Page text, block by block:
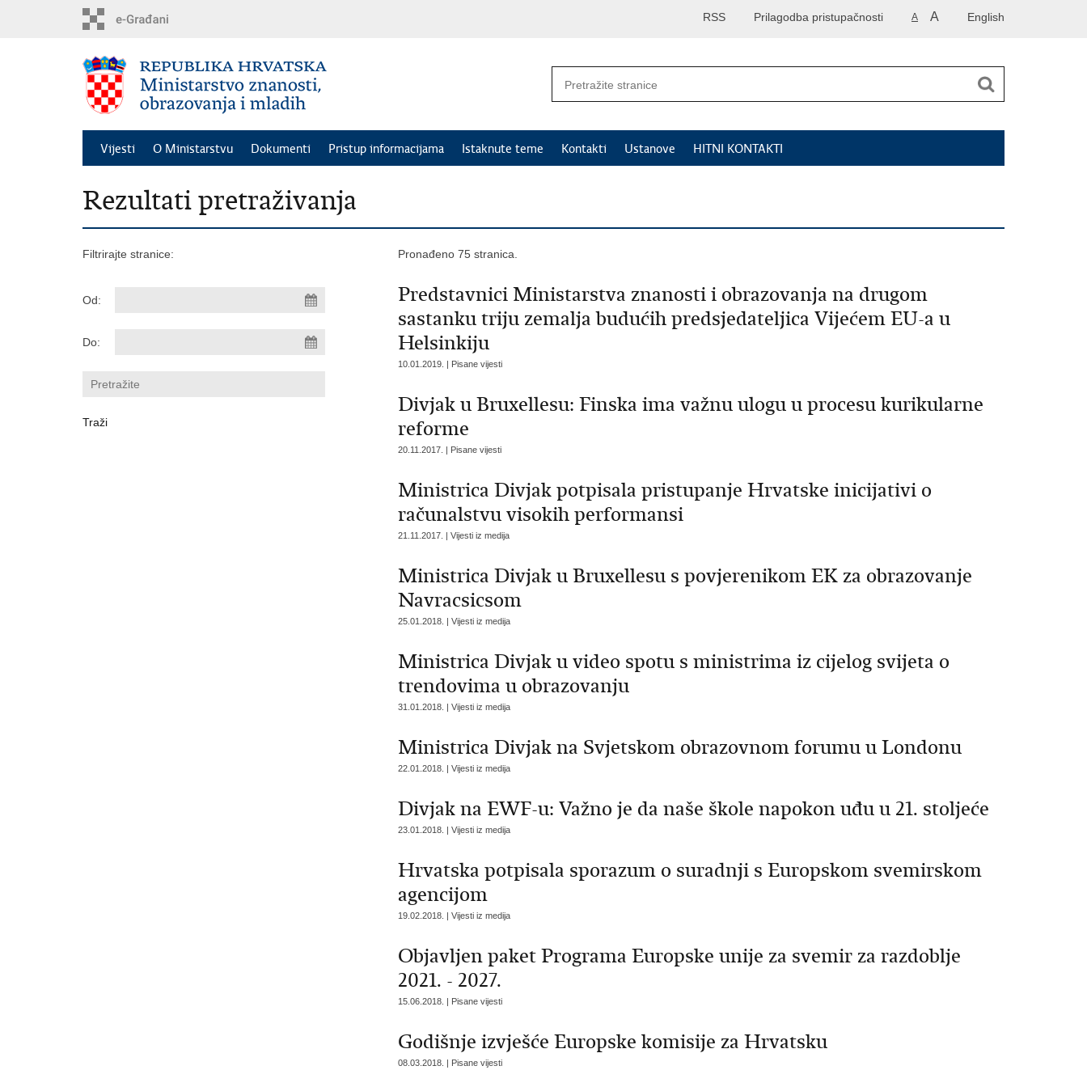
English
A A
Prilagodba pristupačnosti
RSS
Vijesti O Ministarstvu Dokumenti Pristup informacijama Istaknute teme Kontakti Ustanove HITNI KONTAKTI
Rezultati pretraživanja
Filtrirajte stranice:
Od:
Do:
Pronađeno 75 stranica.
Predstavnici Ministarstva znanosti i obrazovanja na drugom
sastanku triju zemalja budućih predsjedateljica Vijećem EU-a u
Helsinkiju
10.01.2019. | Pisane vijesti
Divjak u Bruxellesu: Finska ima važnu ulogu u procesu kurikularne
reforme
20.11.2017. | Pisane vijesti
Ministrica Divjak potpisala pristupanje Hrvatske inicijativi o
računalstvu visokih performansi
21.11.2017. | Vijesti iz medija
Ministrica Divjak u Bruxellesu s povjerenikom EK za obrazovanje
Navracsicsom
25.01.2018. | Vijesti iz medija
Ministrica Divjak u video spotu s ministrima iz cijelog svijeta o
trendovima u obrazovanju
31.01.2018. | Vijesti iz medija
Ministrica Divjak na Svjetskom obrazovnom forumu u Londonu
22.01.2018. | Vijesti iz medija
Divjak na EWF-u: Važno je da naše škole napokon uđu u 21. stoljeće
23.01.2018. | Vijesti iz medija
Hrvatska potpisala sporazum o suradnji s Europskom svemirskom
agencijom
19.02.2018. | Vijesti iz medija
Objavljen paket Programa Europske unije za svemir za razdoblje
2021. - 2027.
15.06.2018. | Pisane vijesti
Godišnje izvješće Europske komisije za Hrvatsku
08.03.2018. | Pisane vijesti